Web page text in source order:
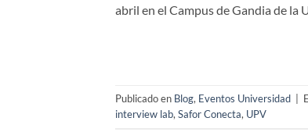
abril en el Campus de Gandia de la
Publicado en Blog, Eventos Universidad
interview lab, Safor Conecta, UPV